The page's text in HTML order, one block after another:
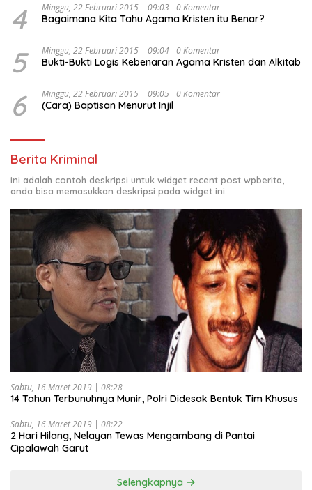
4 Minggu, 22 Februari 2015 | 09:03 0 Komentar
Bagaimana Kita Tahu Agama Kristen itu Benar?
5 Minggu, 22 Februari 2015 | 09:04 0 Komentar
Bukti-Bukti Logis Kebenaran Agama Kristen dan Alkitab
6 Minggu, 22 Februari 2015 | 09:05 0 Komentar
(Cara) Baptisan Menurut Injil
Berita Kriminal
Ini adalah contoh deskripsi untuk widget recent post wpberita,
anda bisa memasukkan deskripsi pada widget ini.
Sabtu, 16 Maret 2019 | 08:28
14 Tahun Terbunuhnya Munir, Polri Didesak Bentuk Tim Khusus
Sabtu, 16 Maret 2019 | 08:22
2 Hari Hilang, Nelayan Tewas Mengambang di Pantai
Cipalawah Garut
Selengkapnya